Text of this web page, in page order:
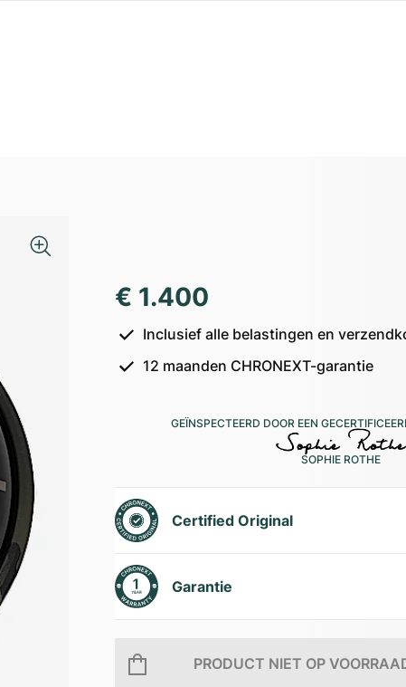
€ 1.400
Inclusief alle belastingen en
12 maanden CHRONEXT-garantie
GEÏNSPECTEERD DOOR EEN
SOPHIE ROTHE
Certified Original
Garantie
PRODUCT NIET OP